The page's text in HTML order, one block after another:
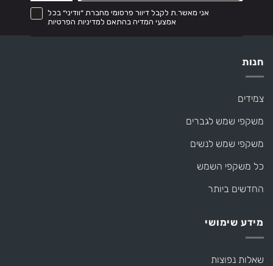
דיוור פרסומי מחברת ״וודיני״ בכל אמצעי המדיה והכל בהתאם לתקנון
אני מאשר.ת לקבל דיוור פרסומי מחברת ״וודיני״ בכל
אמצעי המדיה בהתאם למדיניות הפרטיות
חנות
צמידים
משקפי שמש לגברים
משקפי שמש לנשים
כל משקפי השמש
החדשים ביותר
מידע שימושי
שאלות נפוצות